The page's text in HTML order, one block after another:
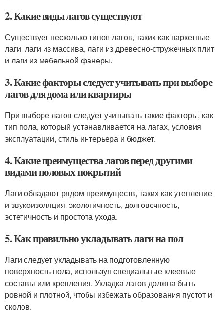
2. Какие виды лагов существуют
Существует несколько типов лагов, таких как паркетные
лаги, лаги из массива, лаги из древесно-стружечных плит
и лаги из мебельной фанеры.
3. Какие факторы следует учитывать при выборе
лагов для дома или квартиры
При выборе лагов следует учитывать такие факторы, как
тип пола, который устанавливается на лагах, условия
эксплуатации, стиль интерьера и бюджет.
4. Какие преимущества лагов перед другими
видами половых покрытий
Лаги обладают рядом преимуществ, таких как утепление
и звукоизоляция, экологичность, долговечность,
эстетичность и простота ухода.
5. Как правильно укладывать лаги на пол
Лаги следует укладывать на подготовленную
поверхность пола, используя специальные клеевые
составы или крепления. Укладка лагов должна быть
ровной и плотной, чтобы избежать образования пустот и
сколов.